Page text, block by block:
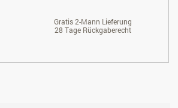
Gratis 2-Mann Lieferung
28 Tage Rückgaberecht